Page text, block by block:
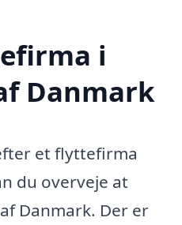
i
Danmark
et flyttefirma
du overveje at
Danmark. Der er